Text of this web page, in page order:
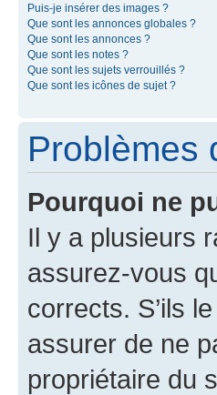
Puis-je insérer des images ?
Que sont les annonces globales ?
Que sont les annonces ?
Que sont les notes ?
Que sont les sujets verrouillés ?
Que sont les icônes de sujet ?
Problèmes
Pourquoi ne
Il y a plusieurs
assurez-vous
corrects. S’ils
assurer de ne
propriétaire du